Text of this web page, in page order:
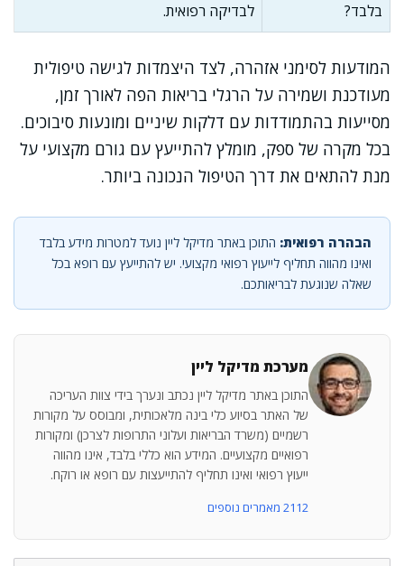
בלבד?
לבדיקה רפואית.
המודעות לסימני אזהרה, לצד היצמדות לגישה טיפולית
מעודכנת ושמירה על הרגלי בריאות הפה לאורך זמן,
מסייעות בהתמודדות עם דלקות שיניים ומונעות סיבוכים.
בכל מקרה של ספק, מומלץ להתייעץ עם גורם מקצועי על
מנת להתאים את דרך הטיפול הנכונה ביותר.
הבהרה רפואית: התוכן באתר מדיקל ליין נועד למטרות מידע בלבד
ואינו מהווה תחליף לייעוץ רפואי מקצועי. יש להתייעץ עם רופא בכל
שאלה שנוגעת לבריאותכם.
מערכת מדיקל ליין
התוכן באתר מדיקל ליין נכתב ונערך בידי צוות העריכה
של האתר בסיוע כלי בינה מלאכותית, ומבוסס על מקורות
רשמיים (משרד הבריאות ועלוני התרופות לצרכן) ומקורות
רפואיים מקצועיים. המידע הוא כללי בלבד, אינו מהווה
ייעוץ רפואי ואינו תחליף להתייעצות עם רופא או רוקח.
2112 מאמרים נוספים